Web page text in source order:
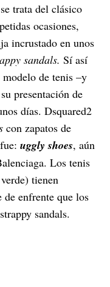
trata del clásico
ocasiones,
incrustado en unos
sandals. Sí así
de tenis –y
presentación de
días. Dsquared2
con zapatos de
uggly shoes, aún
Los tenis
tienen
de enfrente que los
sandals.